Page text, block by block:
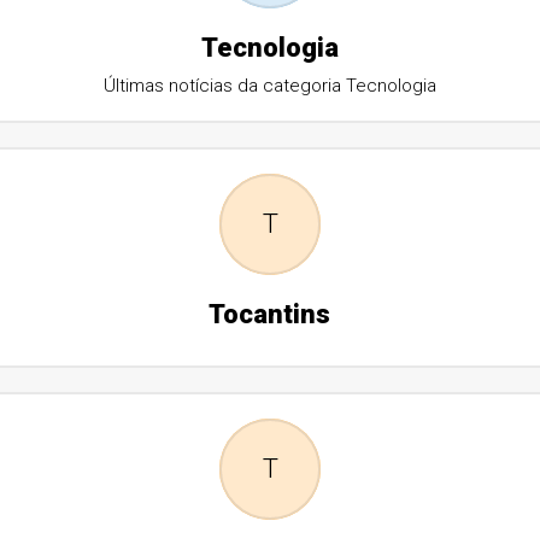
Tecnologia
Últimas notícias da categoria Tecnologia
T
Tocantins
T